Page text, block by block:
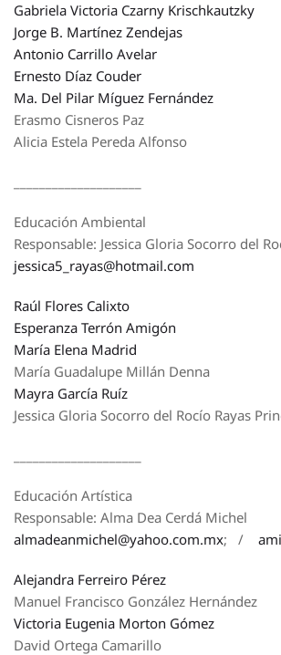
Gabriela Victoria Czarny Krischkautzky
Jorge B. Martínez Zendejas
Antonio Carrillo Avelar
Ernesto Díaz Couder
Ma. Del Pilar Míguez Fernández
Erasmo Cisneros Paz
Alicia Estela Pereda Alfonso
Educación Ambiental
Responsable: Jessica Gloria Socorro del
jessica5_rayas@hotmail.com
Raúl Flores Calixto
Esperanza Terrón Amigón
María Elena Madrid
María Guadalupe Millán Denna
Mayra García Ruíz
Jessica Gloria Socorro del Rocío Rayas
Educación Artística
Responsable: Alma Dea Cerdá Michel
almadeanmichel@yahoo.com.mx; /
Alejandra Ferreiro Pérez
Manuel Francisco González Hernández
Victoria Eugenia Morton Gómez
David Ortega Camarillo